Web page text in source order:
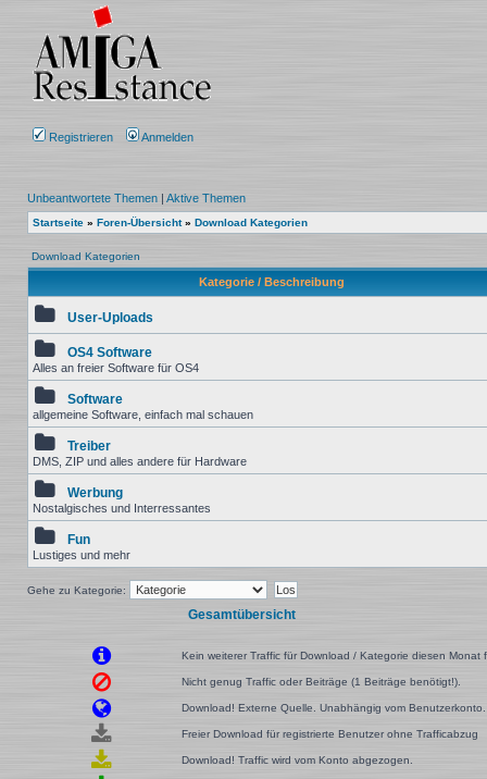
Registrieren Anmelden
Unbeantwortete Themen | Aktive Themen
Startseite » Foren-Übersicht» Download Kategorien
Download Kategorien
Kategorie / Beschreibung
User-Uploads
OS4 Software
Alles an freier Software für OS4
Software
allgemeine Software, einfach mal schauen
Treiber
DMS, ZIP und alles andere für Hardware
Werbung
Nostalgisches und Interressantes
Fun
Lustiges und mehr
Gehe zu Kategorie:
Gesamtübersicht
Kein weiterer Traffic für Download / Kategorie diesen Monat
Nicht genug Traffic oder Beiträge (1 Beiträge benötigt!).
Download! Externe Quelle. Unabhängig vom Benutzerkonto.
Freier Download für registrierte Benutzer ohne Trafficabzug
Download! Traffic wird vom Konto abgezogen.